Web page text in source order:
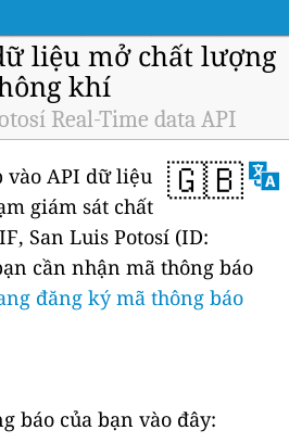
liệu mở chất lượng
khí
Real-Time data API
🇬🇧
vào API dữ liệu
giám sát chất
San Luis Potosí (ID:
cần nhận mã thông báo
đăng ký mã thông báo
báo của bạn vào đây: